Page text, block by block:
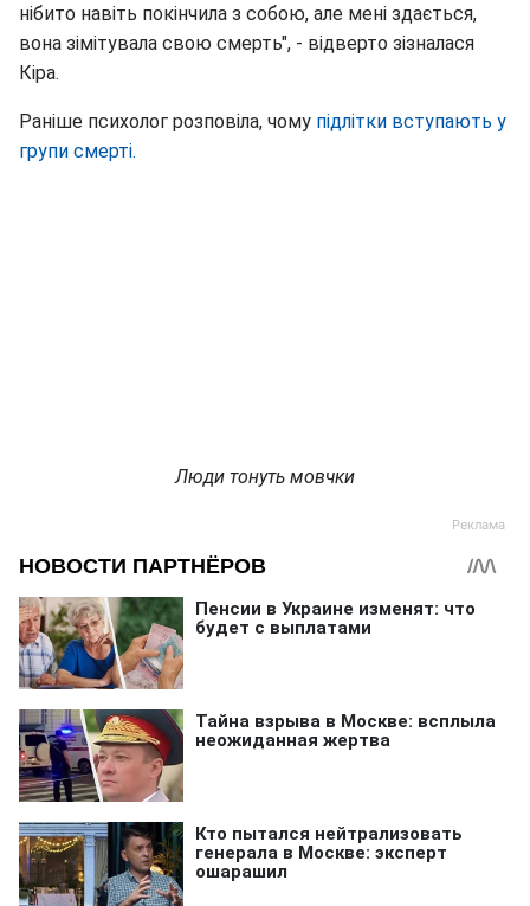
нібито навіть покінчила з собою, але мені здається,
вона зімітувала свою смерть", - відверто зізналася
Кіра.
Раніше психолог розповіла, чому підлітки вступають у
групи смерті.
Люди тонуть мовчки